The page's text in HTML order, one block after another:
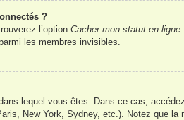
?
l’option Cacher mon statut en ligne
les membres invisibles.
lequel vous êtes. Dans ce cas,
New York, Sydney, etc.). Notez que